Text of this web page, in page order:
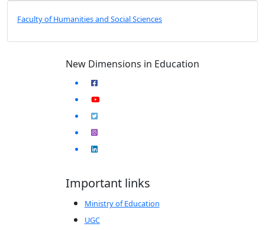
Faculty of Humanities and Social Sciences
New Dimensions in Education
Important links
Ministry of Education
UGC